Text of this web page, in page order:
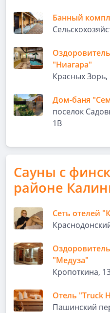
Банный
"Ниагара"
Красных Зорь,
Дом-баня
поселок
1В
Сауны с
районе
Сеть отелей
"Медуза"
Кропоткина,
Отель "Truck
Пашинский